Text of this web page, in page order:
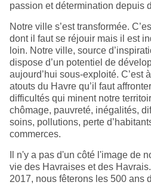
passion et détermination depuis
Notre ville s’est transformée.
dont il faut se réjouir mais il est
loin. Notre ville, source
dispose d’un potentiel de
aujourd’hui sous-exploité. C’est
atouts du Havre qu’il faut
difficultés qui minent notre
chômage, pauvreté, inégalités,
soins, pollutions, perte
commerces.
Il n'y a pas d'un côté l'image de
vie des Havraises et des
2017, nous fêterons les 500 ans